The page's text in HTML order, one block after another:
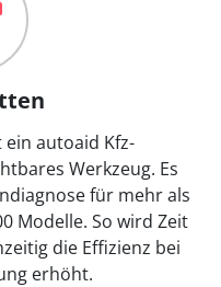
autoaid Kfz-
Werkzeug. Es
für mehr als
Modelle. So wird Zeit
die Effizienz bei
erhöht.